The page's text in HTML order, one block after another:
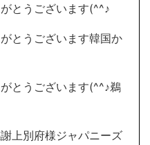
とうございます(^^♪
とうございます韓国か
とうございます(^^♪鵜
上別府様ジャパニーズ